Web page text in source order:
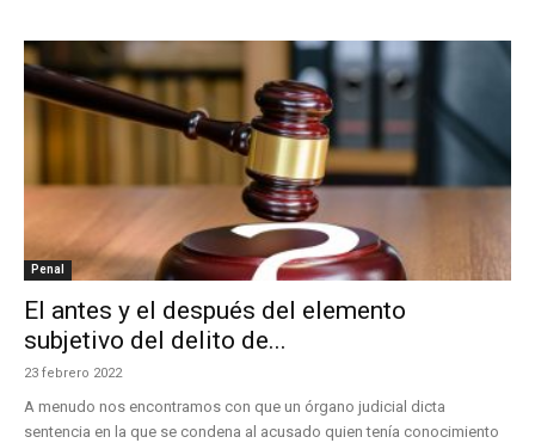
Penal
El antes y el después del elemento
subjetivo del delito de...
23 febrero 2022
A menudo nos encontramos con que un órgano judicial dicta
sentencia en la que se condena al acusado quien tenía conocimiento